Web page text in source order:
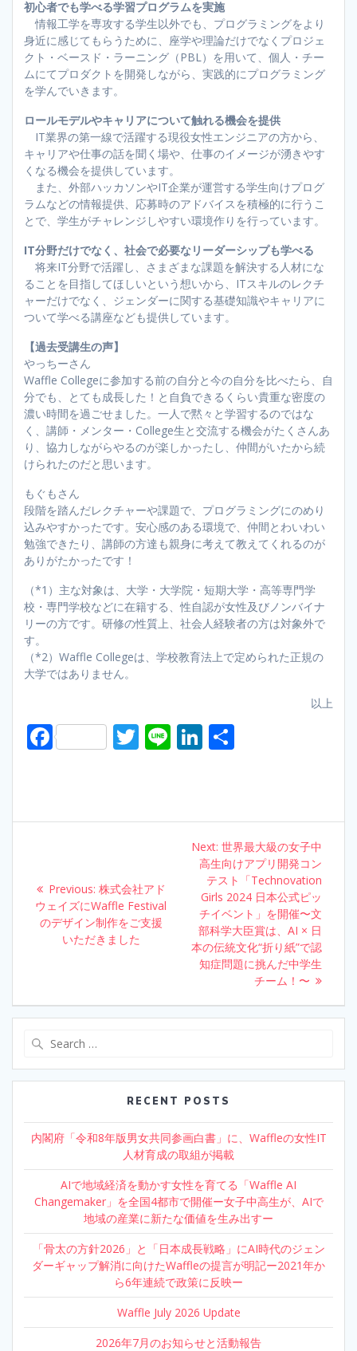
初心者でも学べる学習プログラムを実施
情報工学を専攻する学生以外でも、プログラミングをより
身近に感じてもらうために、座学や理論だけでなくプロジェ
クト・ベースド・ラーニング（PBL）を用いて、個人・チー
ムにてプロダクトを開発しながら、実践的にプログラミング
を学んでいきます。
ロールモデルやキャリアについて触れる機会を提供
IT業界の第一線で活躍する現役女性エンジニアの方から、
キャリアや仕事の話を聞く場や、仕事のイメージが湧きやす
くなる機会を提供しています。
また、外部ハッカソンやIT企業が運営する学生向けプログ
ラムなどの情報提供、応募時のアドバイスを積極的に行うこ
とで、学生がチャレンジしやすい環境作りを行っています。
IT分野だけでなく、社会で必要なリーダーシップも学べる
将来IT分野で活躍し、さまざまな課題を解決する人材にな
ることを目指してほしいという想いから、ITスキルのレクチ
ャーだけでなく、ジェンダーに関する基礎知識やキャリアに
ついて学べる講座なども提供しています。
【過去受講生の声】
やっちーさん
Waffle Collegeに参加する前の自分と今の自分を比べたら、自
分でも、とても成長した！と自負できるくらい貴重な密度の
濃い時間を過ごせました。一人で黙々と学習するのではな
く、講師・メンター・College生と交流する機会がたくさんあ
り、協力しながらやるのが楽しかったし、仲間がいたから続
けられたのだと思います。
もぐもさん
段階を踏んだレクチャーや課題で、プログラミングにのめり
込みやすかったです。安心感のある環境で、仲間とわいわい
勉強できたり、講師の方達も親身に考えて教えてくれるのが
ありがたかったです！
（*1）主な対象は、大学・大学院・短期大学・高等専門学
校・専門学校などに在籍する、性自認が女性及びノンバイナ
リーの方です。研修の性質上、社会人経験者の方は対象外で
す。
（*2）Waffle Collegeは、学校教育法上で定められた正規の
大学ではありません。
以上
F
b
k
T
er
Li Li
e
dI
n
e
Previous: Previous
post:
株式会社アド
ウェイズにWaffle Festival
のデザイン制作をご支援
いただきました
Next: Next
post:
世界最大級の女子中
高生向けアプリ開発コン
テスト「Technovation
Girls 2024 日本公式ピッ
チイベント」を開催〜文
部科学大臣賞は、AI × 日
本の伝統文化“折り紙”で認
知症問題に挑んだ中学生
チーム！〜
RECENT POSTS
内閣府「令和8年版男女共同参画白書」に、Waffleの女性IT
人材育成の取組が掲載
AIで地域経済を動かす女性を育てる「Waffle AI
Changemaker」を全国4都市で開催ー女子中高生が、AIで
地域の産業に新たな価値を生み出すー
「骨太の方針2026」と「日本成長戦略」にAI時代のジェン
ダーギャップ解消に向けたWaffleの提言が明記ー2021年か
ら6年連続で政策に反映ー
Waffle July 2026 Update
2026年7月のお知らせと活動報告